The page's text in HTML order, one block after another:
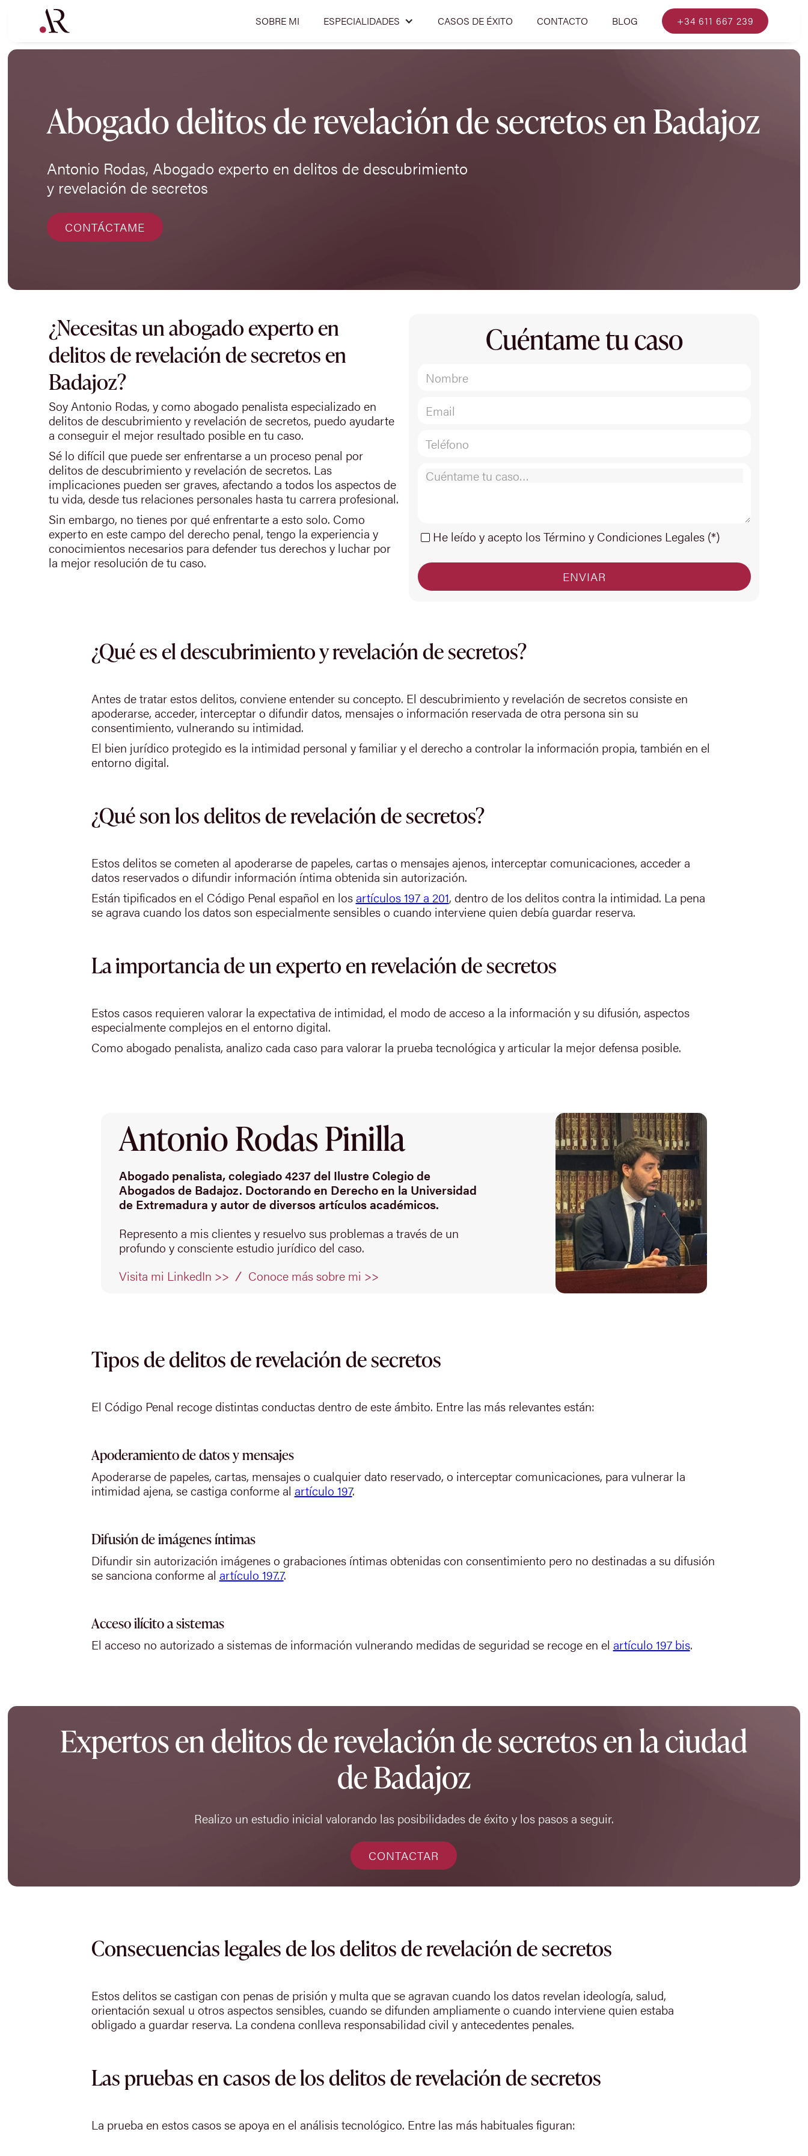
SOBRE MI ESPECIALIDADES CASOS DE ÉXITO CONTACTO BLOG +34 611 667 239
Abogado delitos de revelación de secretos en Badajoz
Antonio Rodas, Abogado experto en delitos de descubrimiento
y revelación de secretos
CONTÁCTAME
¿Necesitas un abogado experto en
delitos de revelación de secretos en
Badajoz?
Soy Antonio Rodas, y como abogado penalista especializado en
delitos de descubrimiento y revelación de secretos, puedo ayudarte
a conseguir el mejor resultado posible en tu caso.
Sé lo difícil que puede ser enfrentarse a un proceso penal por
delitos de descubrimiento y revelación de secretos. Las
implicaciones pueden ser graves, afectando a todos los aspectos de
tu vida, desde tus relaciones personales hasta tu carrera profesional.
Sin embargo, no tienes por qué enfrentarte a esto solo. Como
experto en este campo del derecho penal, tengo la experiencia y
conocimientos necesarios para defender tus derechos y luchar por
la mejor resolución de tu caso.
Cuéntame tu caso
He leído y acepto los Término y Condiciones Legales (*)
¿Qué es el descubrimiento y revelación de secretos?
Antes de tratar estos delitos, conviene entender su concepto. El descubrimiento y revelación de secretos consiste en
apoderarse, acceder, interceptar o difundir datos, mensajes o información reservada de otra persona sin su
consentimiento, vulnerando su intimidad.
El bien jurídico protegido es la intimidad personal y familiar y el derecho a controlar la información propia, también en el
entorno digital.
¿Qué son los delitos de revelación de secretos?
Estos delitos se cometen al apoderarse de papeles, cartas o mensajes ajenos, interceptar comunicaciones, acceder a
datos reservados o difundir información íntima obtenida sin autorización.
Están tipificados en el Código Penal español en los artículos 197 a 201, dentro de los delitos contra la intimidad. La pena
se agrava cuando los datos son especialmente sensibles o cuando interviene quien debía guardar reserva.
La importancia de un experto en revelación de secretos
Estos casos requieren valorar la expectativa de intimidad, el modo de acceso a la información y su difusión, aspectos
especialmente complejos en el entorno digital.
Como abogado penalista, analizo cada caso para valorar la prueba tecnológica y articular la mejor defensa posible.
Antonio Rodas Pinilla
Abogado penalista, colegiado 4237 del Ilustre Colegio de
Abogados de Badajoz. Doctorando en Derecho en la Universidad
de Extremadura y autor de diversos artículos académicos.
Represento a mis clientes y resuelvo sus problemas a través de un
profundo y consciente estudio jurídico del caso.
Visita mi LinkedIn >>
Conoce más sobre mi >>
Tipos de delitos de revelación de secretos
El Código Penal recoge distintas conductas dentro de este ámbito. Entre las más relevantes están:
Apoderamiento de datos y mensajes
Apoderarse de papeles, cartas, mensajes o cualquier dato reservado, o interceptar comunicaciones, para vulnerar la
intimidad ajena, se castiga conforme al artículo 197.
Difusión de imágenes íntimas
Difundir sin autorización imágenes o grabaciones íntimas obtenidas con consentimiento pero no destinadas a su difusión
se sanciona conforme al artículo 197.7.
Acceso ilícito a sistemas
El acceso no autorizado a sistemas de información vulnerando medidas de seguridad se recoge en el artículo 197 bis.
Expertos en delitos de revelación de secretos en la ciudad
de Badajoz
Realizo un estudio inicial valorando las posibilidades de éxito y los pasos a seguir.
CONTACTAR
Consecuencias legales de los delitos de revelación de secretos
Estos delitos se castigan con penas de prisión y multa que se agravan cuando los datos revelan ideología, salud,
orientación sexual u otros aspectos sensibles, cuando se difunden ampliamente o cuando interviene quien estaba
obligado a guardar reserva. La condena conlleva responsabilidad civil y antecedentes penales.
Las pruebas en casos de los delitos de revelación de secretos
La prueba en estos casos se apoya en el análisis tecnológico. Entre las más habituales figuran: